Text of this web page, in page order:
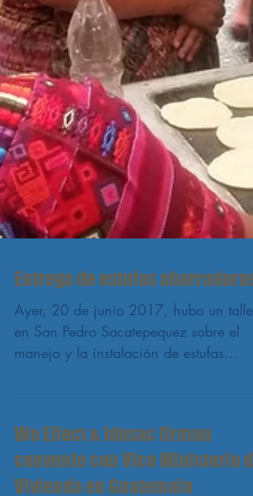
Entrega de estufas ahorradoras
Ayer, 20 de junio 2017, hubo un taller
We Effect & Idesac firman